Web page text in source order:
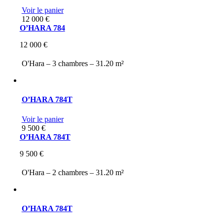
Voir le panier
12 000 €
O’HARA 784
12 000 €
O'Hara – 3 chambres – 31.20 m²
O’HARA 784T
Voir le panier
9 500 €
O’HARA 784T
9 500 €
O'Hara – 2 chambres – 31.20 m²
O’HARA 784T